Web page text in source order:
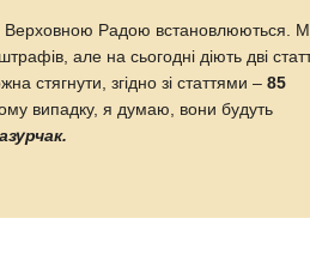
Верховною Радою встановлюються.
але на сьогодні діють дві
стягнути, згідно зі статтями –85
випадку, я думаю, вони будуть